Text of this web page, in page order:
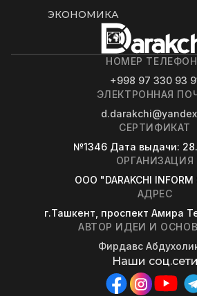
ЭКОНОМИКА
НОМЕР
+998 97 330 93
ЭЛЕКТРОННАЯ
СЕРТИФИКАТ
№1346 Дата выдачи:
ОРГАНИЗАЦИЯ
OOO "DARAKCHI INFORM
АДРЕС
г.Ташкент, проспект Амира
АВТОР ИДЕИ И
Фирдавс
Наши соц.сети